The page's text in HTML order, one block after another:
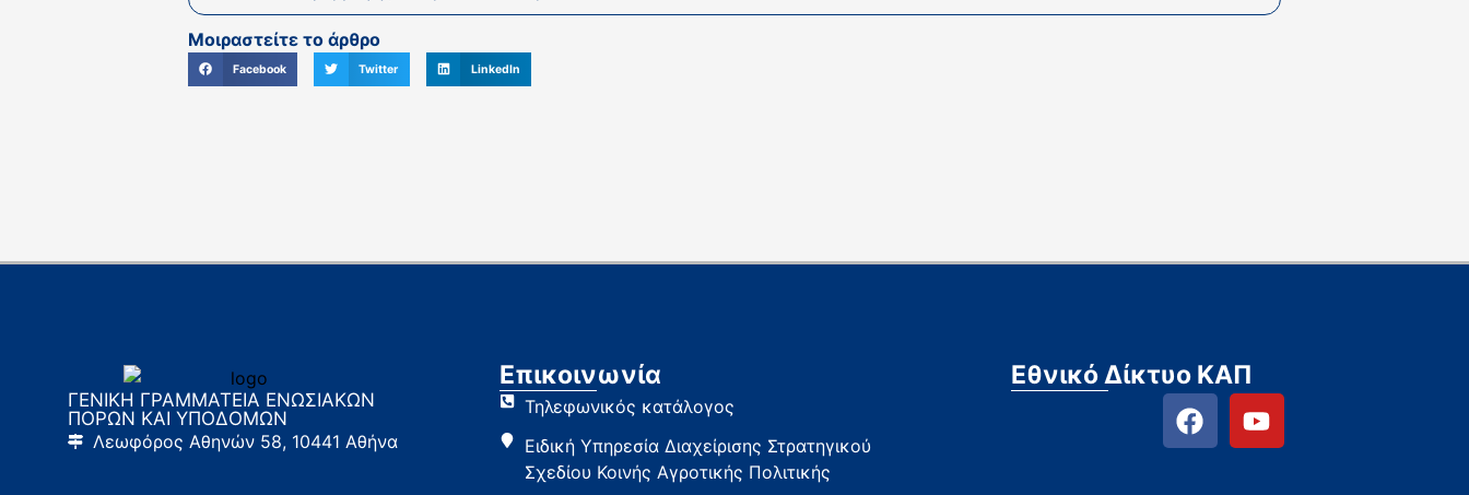
Μοιραστείτε το άρθρο
Facebook Twitter LinkedIn
ΓΕΝΙΚΗ ΓΡΑΜΜΑΤΕΙΑ ΕΝΩΣΙΑΚΩΝ
ΠΟΡΩΝ ΚΑΙ ΥΠΟΔΟΜΩΝ
Λεωφόρος Αθηνών 58, 10441 Αθήνα
Επικοινωνία
Τηλεφωνικός κατάλογος
Ειδική Υπηρεσία Διαχείρισης Στρατηγικού
Σχεδίου Κοινής Αγροτικής Πολιτικής
Εθνικό Δίκτυο ΚΑΠ